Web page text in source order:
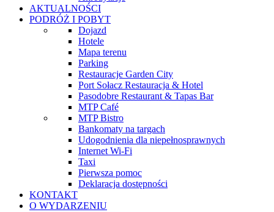
AKTUALNOŚCI
PODRÓŻ I POBYT
Dojazd
Hotele
Mapa terenu
Parking
Restauracje Garden City
Port Sołacz Restauracja & Hotel
Pasodobre Restaurant & Tapas Bar
MTP Café
MTP Bistro
Bankomaty na targach
Udogodnienia dla niepełnosprawnych
Internet Wi-Fi
Taxi
Pierwsza pomoc
Deklaracja dostępności
KONTAKT
O WYDARZENIU